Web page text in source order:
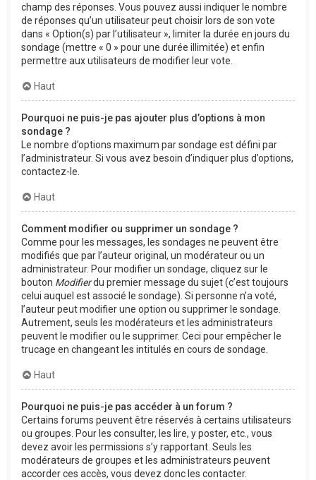
champ des réponses. Vous pouvez aussi indiquer le nombre
de réponses qu’un utilisateur peut choisir lors de son vote
dans « Option(s) par l’utilisateur », limiter la durée en jours du
sondage (mettre « 0 » pour une durée illimitée) et enfin
permettre aux utilisateurs de modifier leur vote.
Haut
Pourquoi ne puis-je pas ajouter plus d’options à mon
sondage ?
Le nombre d’options maximum par sondage est défini par
l’administrateur. Si vous avez besoin d’indiquer plus d’options,
contactez-le.
Haut
Comment modifier ou supprimer un sondage ?
Comme pour les messages, les sondages ne peuvent être
modifiés que par l’auteur original, un modérateur ou un
administrateur. Pour modifier un sondage, cliquez sur le
bouton Modifierdu premier message du sujet (c’est toujours
celui auquel est associé le sondage). Si personne n’a voté,
l’auteur peut modifier une option ou supprimer le sondage.
Autrement, seuls les modérateurs et les administrateurs
peuvent le modifier ou le supprimer. Ceci pour empêcher le
trucage en changeant les intitulés en cours de sondage.
Haut
Pourquoi ne puis-je pas accéder à un forum ?
Certains forums peuvent être réservés à certains utilisateurs
ou groupes. Pour les consulter, les lire, y poster, etc., vous
devez avoir les permissions s’y rapportant. Seuls les
modérateurs de groupes et les administrateurs peuvent
accorder ces accès, vous devez donc les contacter.